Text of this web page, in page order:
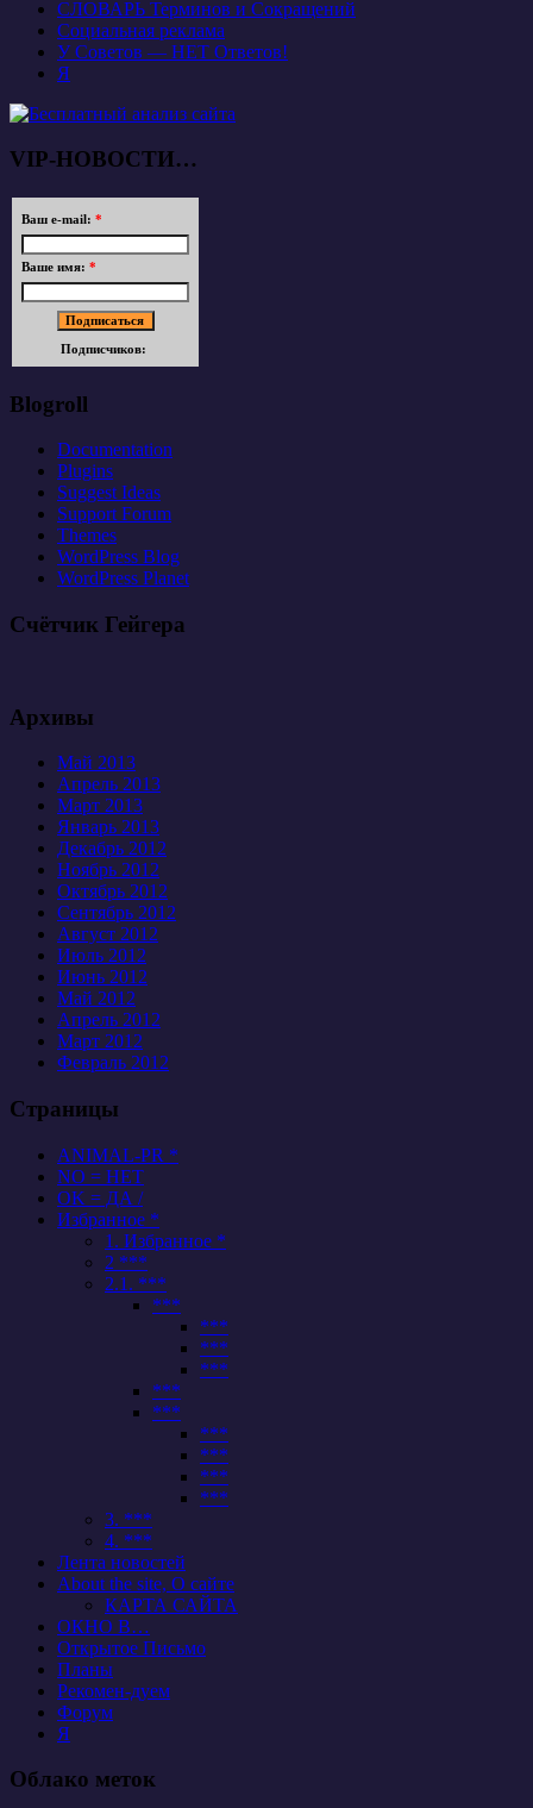
СЛОВАРЬ Терминов и Сокращений
Социальная реклама
У Советов — НЕТ Ответов!
Я
VIP-НОВОСТИ…
Ваш e-mail: *
Ваше имя: *
Подписчиков:
Blogroll
Documentation
Plugins
Suggest Ideas
Support Forum
Themes
WordPress Blog
WordPress Planet
Счётчик Гейгера
Архивы
Май 2013
Апрель 2013
Март 2013
Январь 2013
Декабрь 2012
Ноябрь 2012
Октябрь 2012
Сентябрь 2012
Август 2012
Июль 2012
Июнь 2012
Май 2012
Апрель 2012
Март 2012
Февраль 2012
Страницы
ANIMAL-PR *
NO = НЕТ
OK = ДА /
Избранное *
1. Избранное *
2 ***
2.1. ***
***
***
***
***
***
***
***
***
***
***
3. ***
4. ***
Лента новостей
About the site, О сайте
КАРТА САЙТА
ОКНО В…
Открытое Письмо
Планы
Рекомен-дуем
Форум
Я
Облако меток